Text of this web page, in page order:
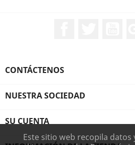
CONTÁCTENOS
NUESTRA SOCIEDAD
SU CUENTA
Este sitio web recopila datos